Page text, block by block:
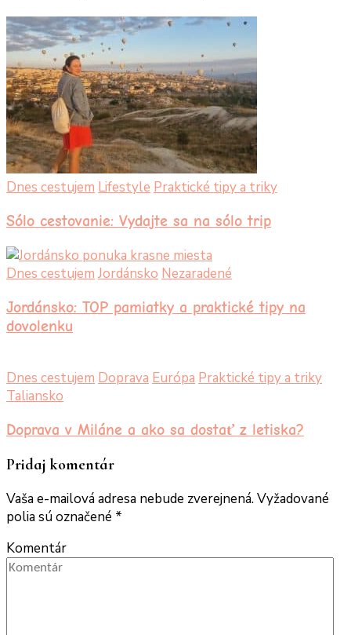
Dnes cestujem Lifestyle Praktické tipy a triky
Sólo cestovanie: Vydajte sa na sólo trip
Dnes cestujem Jordánsko Nezaradené
Jordánsko: TOP pamiatky a praktické tipy na
dovolenku
Dnes cestujem Doprava Európa Praktické tipy a triky
Taliansko
Doprava v Miláne a ako sa dostať z letiska?
Pridaj komentár
Vaša e-mailová adresa nebude zverejnená.Vyžadované
polia sú označené *
Komentár